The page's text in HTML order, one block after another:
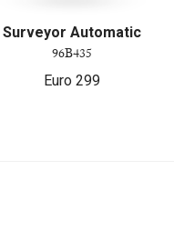
Surveyor Automatic
96B435
Euro 299